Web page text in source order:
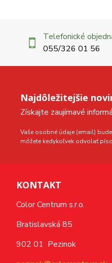
Telefonické
055/326 01 56
Najdôležitejšie
Získajte zaujímavé
Vaše osobné údaje (email)
môžete kedykoľvek odvolať
KONTAKT
Color Centrum s.r.o.
Bratislavská 85
902 01 Pezinok